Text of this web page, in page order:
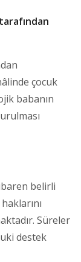
çocuk
babanın
belirli
Süreler
destek